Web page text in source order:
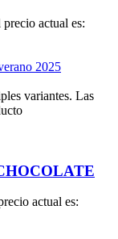
precio actual es:
variantes. Las
actual es: